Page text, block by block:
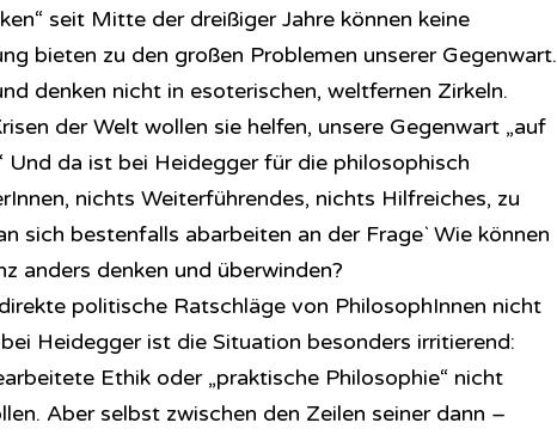
seit Mitte der dreißiger Jahre können keine
bieten zu den großen Problemen unserer Gegenwart.
denken nicht in esoterischen, weltfernen Zirkeln.
der Welt wollen sie helfen, unsere Gegenwart „auf
Und da ist bei Heidegger für die philosophisch
nichts Weiterführendes, nichts Hilfreiches, zu
sich bestenfalls abarbeiten an der Frage` Wie können
anders denken und überwinden?
politische Ratschläge von PhilosophInnen nicht
Heidegger ist die Situation besonders irritierend:
Ethik oder „praktische Philosophie“ nicht
Aber selbst zwischen den Zeilen seiner dann –